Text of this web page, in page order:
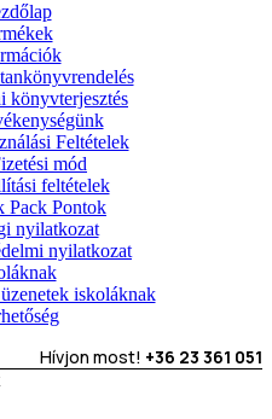
könyvterjesztés
Feltételek
mód
feltételek
Pack Pontok
nyilatkozat
nyilatkozat
iskoláknak
Hívjon most! +36 23 361 051